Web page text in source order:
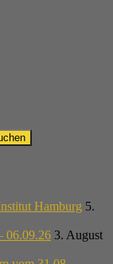
Hamburg 5.
06.09.26 3. August